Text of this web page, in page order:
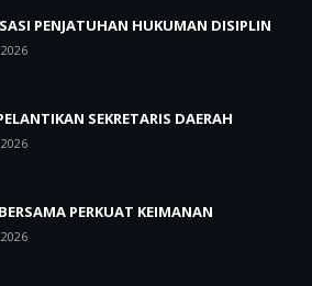
PENJATUHAN HUKUMAN DISIPLIN
SEKRETARIS DAERAH
PERKUAT KEIMANAN